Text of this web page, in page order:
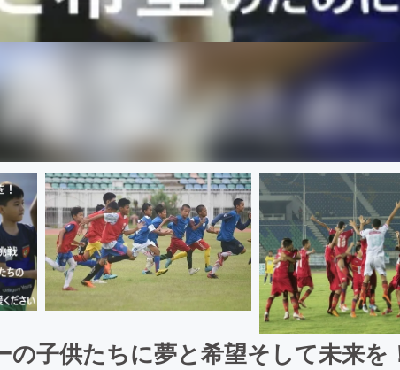
の子供たちに夢と希望そして未来